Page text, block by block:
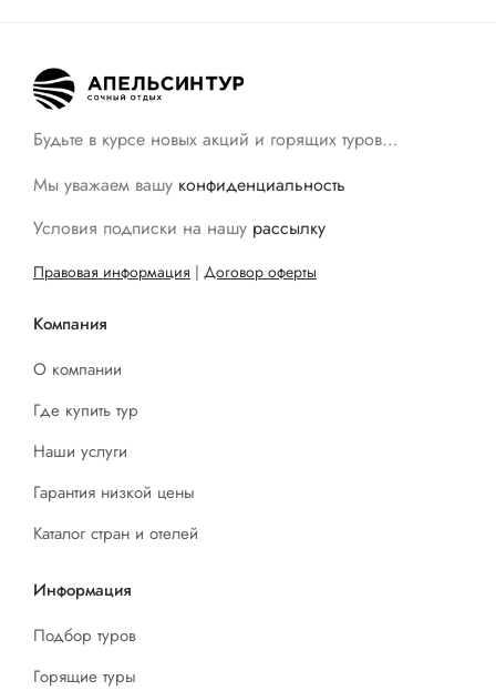
Будьте в курсе новых акций и горящих туров…
Мы уважаем вашу конфиденциальность
Условия подписки на нашу рассылку
Правовая информация | Договор оферты
Компания
О компании
Где купить тур
Наши услуги
Гарантия низкой цены
Каталог стран и отелей
Информация
Подбор туров
Горящие туры